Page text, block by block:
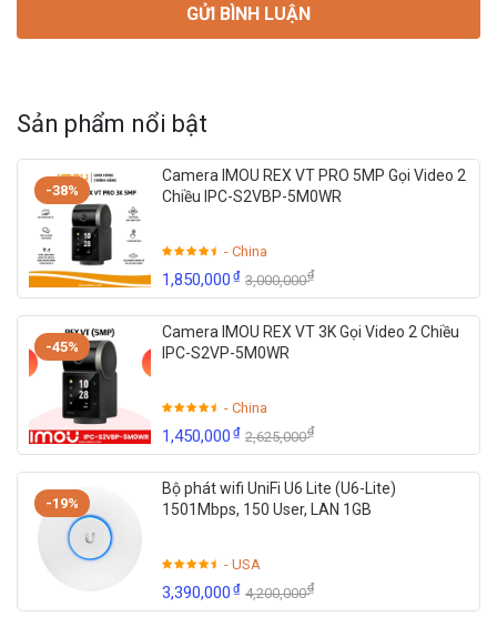
Sản phẩm nổi bật
-38%
Camera IMOU REX VT PRO 5MP Gọi Video 2
Chiều IPC-S2VBP-5M0WR
- China
1,850,000₫ 3,000,000₫
-45%
Camera IMOU REX VT 3K Gọi Video 2 Chiều
IPC-S2VP-5M0WR
- China
1,450,000₫ 2,625,000₫
-19%
Bộ phát wifi UniFi U6 Lite (U6-Lite)
1501Mbps, 150 User, LAN 1GB
- USA
3,390,000₫ 4,200,000₫